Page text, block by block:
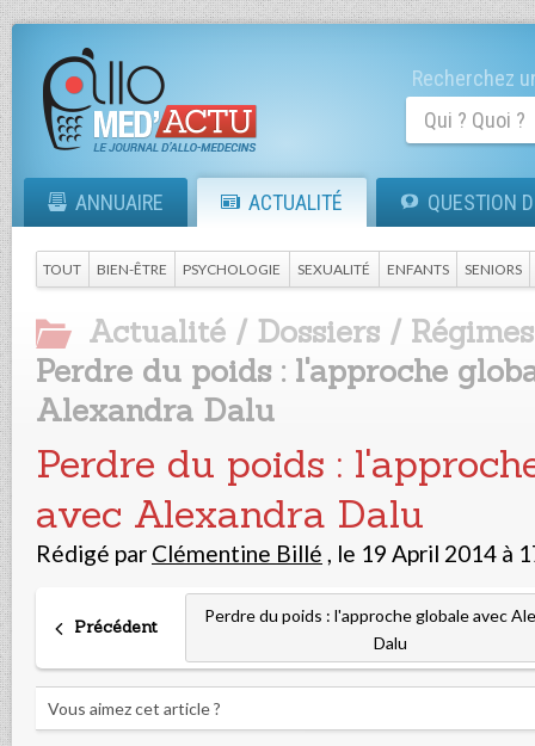
Recherchez
ANNUAIRE ACTUALITÉ QUESTION
TOUT BIEN-ÊTRE PSYCHOLOGIE SEXUALITÉ ENFANTS SENIORS
Actualité / Dossiers /
Perdre du poids : l'approche
Alexandra Dalu
Perdre du poids :
avec Alexandra Dalu
Rédigé par Clémentine Billé , le 19 April 2014 à
Précédent
Perdre du poids : l'approche globale avec
Dalu
Vous aimez cet article ?